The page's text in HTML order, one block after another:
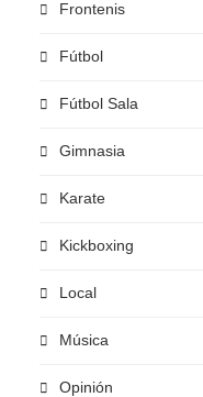
Frontenis
Fútbol
Fútbol Sala
Gimnasia
Karate
Kickboxing
Local
Música
Opinión